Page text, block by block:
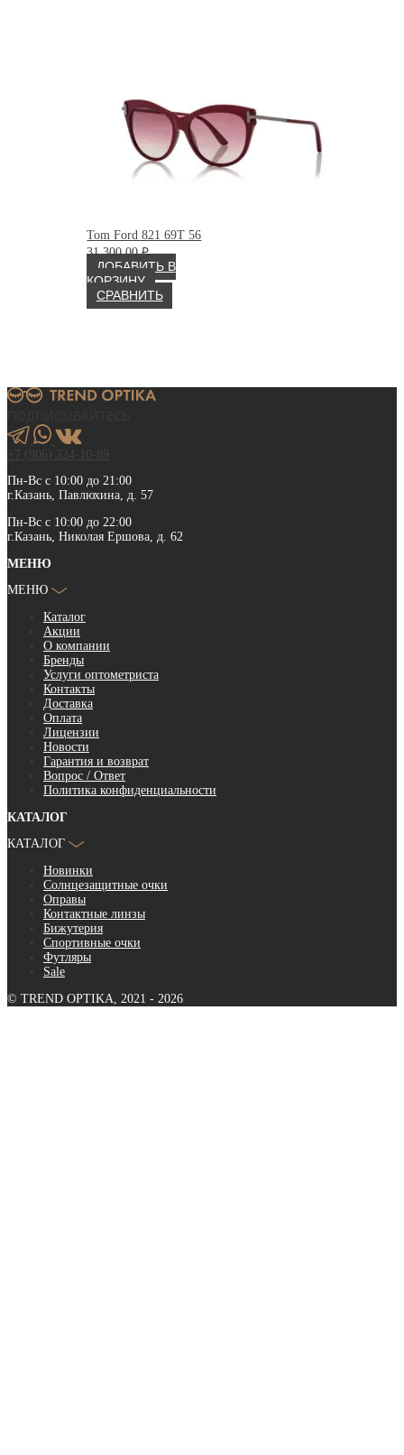
Tom Ford 821 69T 56
31 300.00₽
ДОБАВИТЬ В
КОРЗИНУ
СРАВНИТЬ
+7 (906) 324-10-89
Пн-Вс с 10:00 до 21:00
г.Казань, Павлюхина, д. 57
Пн-Вс с 10:00 до 22:00
г.Казань, Николая Ершова, д. 62
МЕНЮ
МЕНЮ
Каталог
Акции
О компании
Бренды
Услуги оптометриста
Контакты
Доставка
Оплата
Лицензии
Новости
Гарантия и возврат
Вопрос / Ответ
Политика конфиденциальности
КАТАЛОГ
КАТАЛОГ
Новинки
Солнцезащитные очки
Оправы
Контактные линзы
Бижутерия
Спортивные очки
Футляры
Sale
© TREND OPTIKA, 2021 - 2026